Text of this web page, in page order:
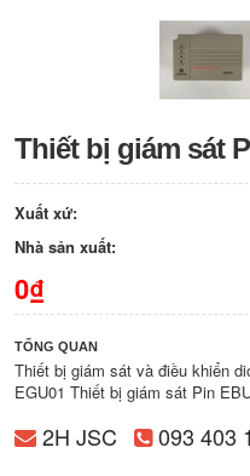
Thiết bị giám sát
Xuất xứ:
Nhà sản xuất:
0₫
TỔNG QUAN
Thiết bị giám sát và điều khiển
EGU01 Thiết bị giám sát Pin
2H JSC 093 403